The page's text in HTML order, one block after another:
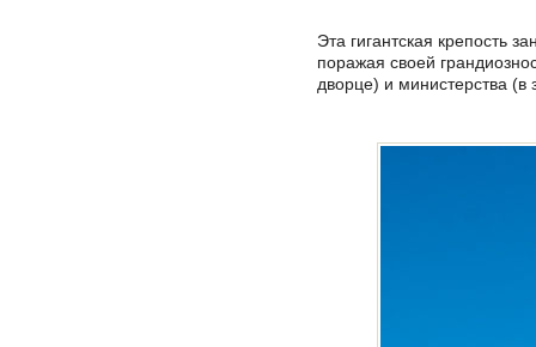
Эта гигантская крепость
поражая своей
дворце) и министерства (в